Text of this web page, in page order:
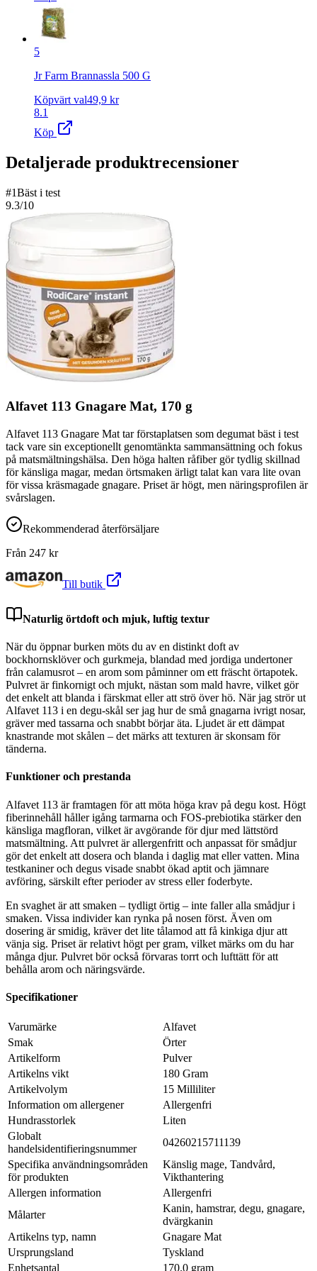
5
Jr Farm Brannassla 500 G
Köpvärt val49,9 kr
8.1
Köp
Detaljerade produktrecensioner
#1Bäst i test
9.3/10
Alfavet 113 Gnagare Mat, 170 g
Alfavet 113 Gnagare Mat tar förstaplatsen som degumat bäst i test
tack vare sin exceptionellt genomtänkta sammansättning och fokus
på matsmältningshälsa. Den höga halten råfiber gör tydlig skillnad
för känsliga magar, medan örtsmaken ärligt talat kan vara lite ovan
för vissa kräsmagade gnagare. Priset är högt, men näringsprofilen är
svårslagen.
Rekommenderad återförsäljare
Från 247 kr
Till butik
Naturlig örtdoft och mjuk, luftig textur
När du öppnar burken möts du av en distinkt doft av
bockhornsklöver och gurkmeja, blandad med jordiga undertoner
från calamusrot – en arom som påminner om ett fräscht örtapotek.
Pulvret är finkornigt och mjukt, nästan som mald havre, vilket gör
det enkelt att blanda i färskmat eller att strö över hö. När jag strör ut
Alfavet 113 i en degu-skål ser jag hur de små gnagarna ivrigt nosar,
gräver med tassarna och snabbt börjar äta. Ljudet är ett dämpat
knastrande mot skålen – det märks att texturen är skonsam för
tänderna.
Funktioner och prestanda
Alfavet 113 är framtagen för att möta höga krav på degu kost. Högt
fiberinnehåll håller igång tarmarna och FOS-prebiotika stärker den
känsliga magfloran, vilket är avgörande för djur med lättstörd
matsmältning. Att pulvret är allergenfritt och anpassat för smådjur
gör det enkelt att dosera och blanda i daglig mat eller vatten. Mina
testkaniner och degus visade snabbt ökad aptit och jämnare
avföring, särskilt efter perioder av stress eller foderbyte.
En svaghet är att smaken – tydligt örtig – inte faller alla smådjur i
smaken. Vissa individer kan rynka på nosen först. Även om
dosering är smidig, kräver det lite tålamod att få kinkiga djur att
vänja sig. Priset är relativt högt per gram, vilket märks om du har
många djur. Pulvret bör också förvaras torrt och lufttätt för att
behålla arom och näringsvärde.
Specifikationer
Varumärke
Alfavet
Smak
Örter
Artikelform
Pulver
Artikelns vikt
180 Gram
Artikelvolym
15 Milliliter
Information om allergener
Allergenfri
Hundrasstorlek
Liten
Globalt
handelsidentifieringsnummer
04260215711139
Specifika användningsområden
för produkten
Känslig mage, Tandvård,
Vikthantering
Allergen information
Allergenfri
Målarter
Kanin, hamstrar, degu, gnagare,
dvärgkanin
Artikelns typ, namn
Gnagare Mat
Ursprungsland
Tyskland
Enhetsantal
170.0 gram